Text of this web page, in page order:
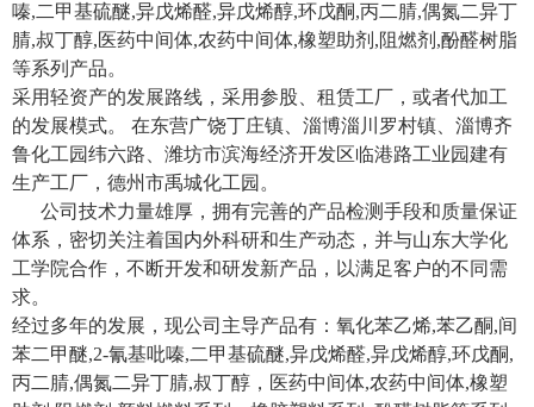
嗪,二甲基硫醚,异戊烯醛,异戊烯醇,环戊酮,丙二腈,偶氮二异丁
腈,叔丁醇,医药中间体,农药中间体,橡塑助剂,阻燃剂,酚醛树脂
等系列产品。
采用轻资产的发展路线，采用参股、租赁工厂，或者代加工
的发展模式。 在东营广饶丁庄镇、淄博淄川罗村镇、淄博齐
鲁化工园纬六路、潍坊市滨海经济开发区临港路工业园建有
生产工厂，德州市禹城化工园。
公司技术力量雄厚，拥有完善的产品检测手段和质量保证
体系，密切关注着国内外科研和生产动态，并与山东大学化
工学院合作，不断开发和研发新产品，以满足客户的不同需
求。
经过多年的发展，现公司主导产品有：氧化苯乙烯,苯乙酮,间
苯二甲醚,2-氰基吡嗪,二甲基硫醚,异戊烯醛,异戊烯醇,环戊酮,
丙二腈,偶氮二异丁腈,叔丁醇，医药中间体,农药中间体,橡塑